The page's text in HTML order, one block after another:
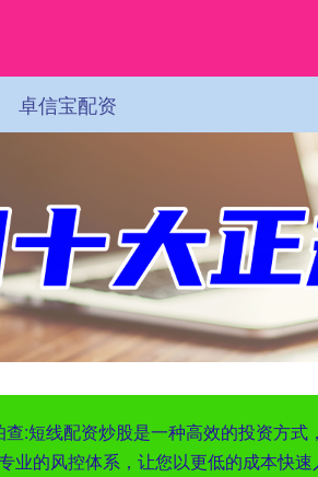
卓信宝配资
:短线配资炒股是一种高效的投资方
业的风控体系，让您以更低的成本快